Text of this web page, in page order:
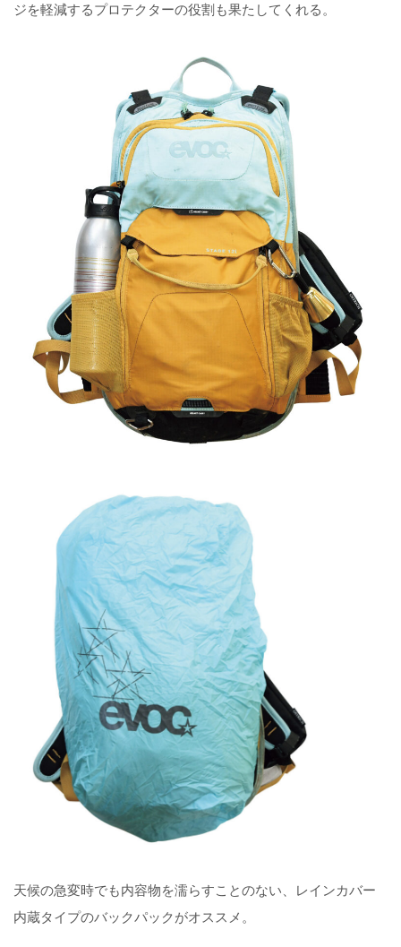
ジを軽減するプロテクターの役割も果たしてくれる。
天候の急変時でも内容物を濡らすことのない、レインカバー
内蔵タイプのバックパックがオススメ。